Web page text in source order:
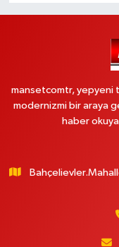
mansetcomtr, yepyeni
modernizmi bir araya
haber